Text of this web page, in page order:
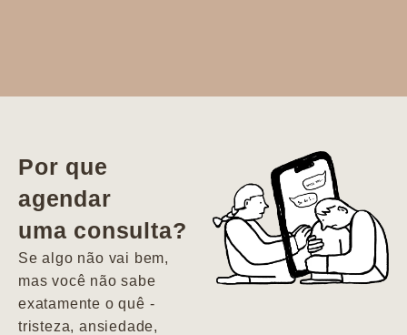
vida. Ela me
encontrou num
estado misto de
depressão e
agitação com
pensamentos
Por que
agendar
uma consulta?
Se algo não vai bem,
mas você não sabe
exatamente o quê -
tristeza, ansiedade,